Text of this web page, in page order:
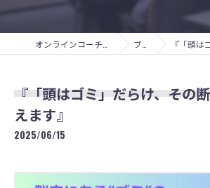
ブログ 『「頭はゴミ
『「頭はゴミ」だらけ、その
えます』
2025/06/15